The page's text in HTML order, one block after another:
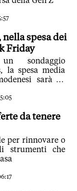
spesa dei
Friday
sondaggio
la spesa media
sarà di
da tenere
per rinnovare o
strumenti che